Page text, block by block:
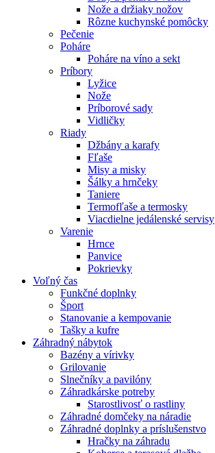
Nože a držiaky nožov
Rôzne kuchynské pomôcky
Pečenie
Poháre
Poháre na víno a sekt
Príbory
Lyžice
Nože
Príborové sady
Vidličky
Riady
Džbány a karafy
Fľaše
Misy a misky
Šálky a hrnčeky
Taniere
Termofľaše a termosky
Viacdielne jedálenské servisy
Varenie
Hrnce
Panvice
Pokrievky
Voľný čas
Funkčné doplnky
Šport
Stanovanie a kempovanie
Tašky a kufre
Záhradný nábytok
Bazény a vírivky
Grilovanie
Slnečníky a pavilóny
Záhradkárske potreby
Starostlivosť o rastliny
Záhradné domčeky na náradie
Záhradné doplnky a príslušenstvo
Hračky na záhradu